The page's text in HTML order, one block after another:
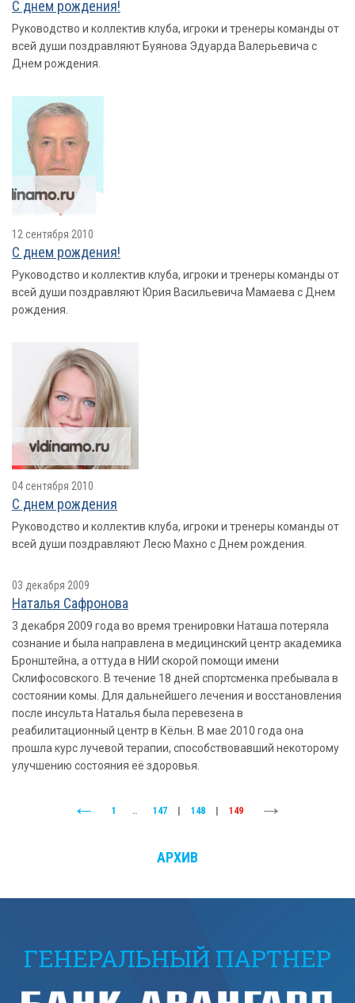
С днем рождения!
Руководство и коллектив клуба, игроки и тренеры команды от
всей души поздравляют Буянова Эдуарда Валерьевича с
Днем рождения.
12 сентября 2010
С днем рождения!
Руководство и коллектив клуба, игроки и тренеры команды от
всей души поздравляют Юрия Васильевича Мамаева с Днем
рождения.
04 сентября 2010
С днем рождения
Руководство и коллектив клуба, игроки и тренеры команды от
всей души поздравляют Лесю Махно с Днем рождения.
03 декабря 2009
Наталья Сафронова
3 декабря 2009 года во время тренировки Наташа потеряла
сознание и была направлена в медицинский центр академика
Бронштейна, а оттуда в НИИ скорой помощи имени
Склифосовского. В течение 18 дней спортсменка пребывала в
состоянии комы. Для дальнейшего лечения и восстановления
после инсульта Наталья была перевезена в
реабилитационный центр в Кёльн. В мае 2010 года она
прошла курс лучевой терапии, способствовавший некоторому
улучшению состояния её здоровья.
1 .. 147 | 148 | 149
АРХИВ
ГЕНЕРАЛЬНЫЙ ПАРТНЕР